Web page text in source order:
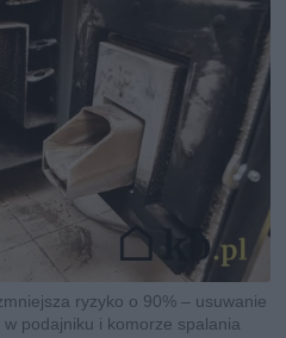
ryzyko o 90% – usuwanie
podajniku i komorze spalania